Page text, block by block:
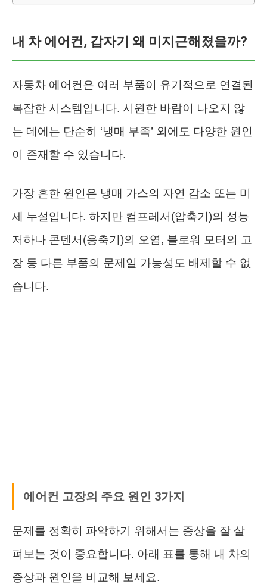
내 차 에어컨, 갑자기 왜 미지근해졌을까?
자동차 에어컨은 여러 부품이 유기적으로 연결된
복잡한 시스템입니다. 시원한 바람이 나오지 않
는 데에는 단순히 ‘냉매 부족’ 외에도 다양한 원인
이 존재할 수 있습니다.
가장 흔한 원인은 냉매 가스의 자연 감소 또는 미
세 누설입니다. 하지만 컴프레서(압축기)의 성능
저하나 콘덴서(응축기)의 오염, 블로워 모터의 고
장 등 다른 부품의 문제일 가능성도 배제할 수 없
습니다.
에어컨 고장의 주요 원인 3가지
문제를 정확히 파악하기 위해서는 증상을 잘 살
펴보는 것이 중요합니다. 아래 표를 통해 내 차의
증상과 원인을 비교해 보세요.